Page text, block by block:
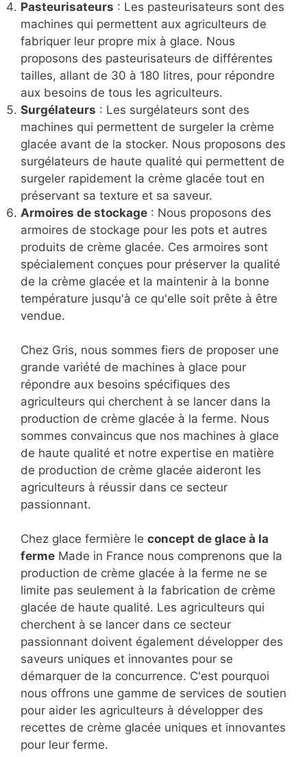
Pasteurisateurs : Les pasteurisateurs sont des
machines qui permettent aux agriculteurs de
fabriquer leur propre mix à glace. Nous
proposons des pasteurisateurs de différentes
tailles, allant de 30 à 180 litres, pour répondre
aux besoins de tous les agriculteurs.
Surgélateurs : Les surgélateurs sont des
machines qui permettent de surgeler la crème
glacée avant de la stocker. Nous proposons des
surgélateurs de haute qualité qui permettent de
surgeler rapidement la crème glacée tout en
préservant sa texture et sa saveur.
Armoires de stockage : Nous proposons des
armoires de stockage pour les pots et autres
produits de crème glacée. Ces armoires sont
spécialement conçues pour préserver la qualité
de la crème glacée et la maintenir à la bonne
température jusqu'à ce qu'elle soit prête à être
vendue.
Chez Gris, nous sommes fiers de proposer une
grande variété de machines à glace pour
répondre aux besoins spécifiques des
agriculteurs qui cherchent à se lancer dans la
production de crème glacée à la ferme. Nous
sommes convaincus que nos machines à glace
de haute qualité et notre expertise en matière
de production de crème glacée aideront les
agriculteurs à réussir dans ce secteur
passionnant.
Chez glace fermière le concept de glace à la
ferme Made in France nous comprenons que la
production de crème glacée à la ferme ne se
limite pas seulement à la fabrication de crème
glacée de haute qualité. Les agriculteurs qui
cherchent à se lancer dans ce secteur
passionnant doivent également développer des
saveurs uniques et innovantes pour se
démarquer de la concurrence. C'est pourquoi
nous offrons une gamme de services de soutien
pour aider les agriculteurs à développer des
recettes de crème glacée uniques et innovantes
pour leur ferme.